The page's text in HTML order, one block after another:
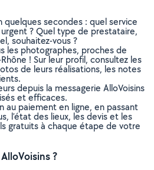
quelques secondes : quel service
? Quel type de prestataire,
souhaitez-vous ?
les photographes, proches de
! Sur leur profil, consultez les
de leurs réalisations, les notes
depuis la messagerie AlloVoisins
et efficaces.
paiement en ligne, en passant
l’état des lieux, les devis et les
gratuits à chaque étape de votre
?